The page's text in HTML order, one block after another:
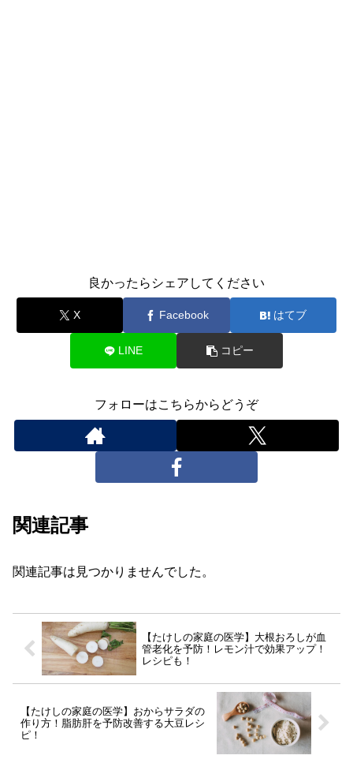
良かったらシェアしてください
X Facebook はてブ
LINE コピー
フォローはこちらからどうぞ
関連記事
関連記事は見つかりませんでした。
【たけしの家庭の医学】大根おろしが血
管老化を予防！レモン汁で効果アップ！
レシピも！
【たけしの家庭の医学】おからサラダの
作り方！脂肪肝を予防改善する大豆レシ
ピ！